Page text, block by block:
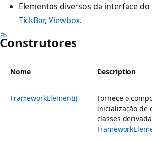
Elementos diversos da interface do
TickBar, Viewbox.
Construtores
Nome Description
FrameworkElement()
Fornece o
inicialização de
classes